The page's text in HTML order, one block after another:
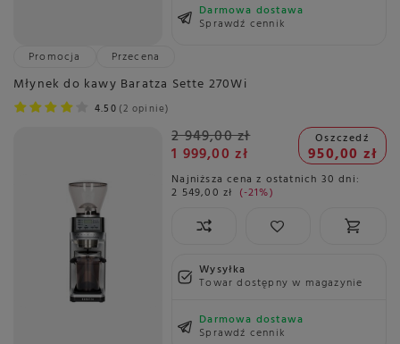
Darmowa dostawa
Sprawdź cennik
Promocja
Przecena
Młynek do kawy Baratza Sette 270Wi
4.50 2 opinie
2 949,00 zł
1 999,00 zł
Oszczedź
950,00 zł
Najniższa cena z ostatnich 30 dni:
2 549,00 zł -21%
Wysyłka
Towar dostępny w magazynie
Darmowa dostawa
Sprawdź cennik